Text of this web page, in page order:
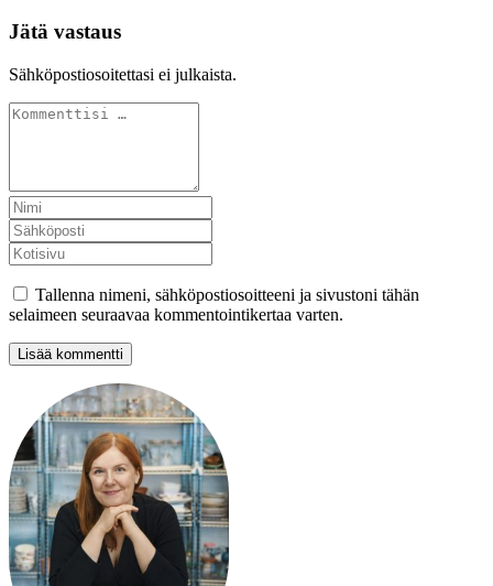
Jätä vastaus
Sähköpostiosoitettasi ei julkaista.
Tallenna nimeni, sähköpostiosoitteeni ja sivustoni tähän
selaimeen seuraavaa kommentointikertaa varten.